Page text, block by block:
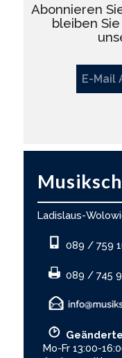
Abonnieren
bleiben
Ladislaus-
089 / 759
089 / 745
Mo-Fr 13:00-